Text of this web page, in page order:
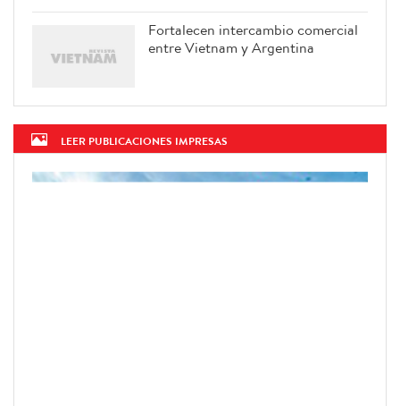
Fortalecen intercambio comercial
entre Vietnam y Argentina
LEER PUBLICACIONES IMPRESAS